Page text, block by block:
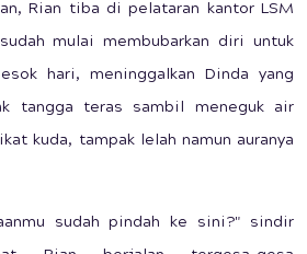
Rian tiba di pelataran kantor LSM
mulai membubarkan diri untuk
hari, meninggalkan Dinda yang
tangga teras sambil meneguk air
kuda, tampak lelah namun auranya
sudah pindah ke sini?" sindir